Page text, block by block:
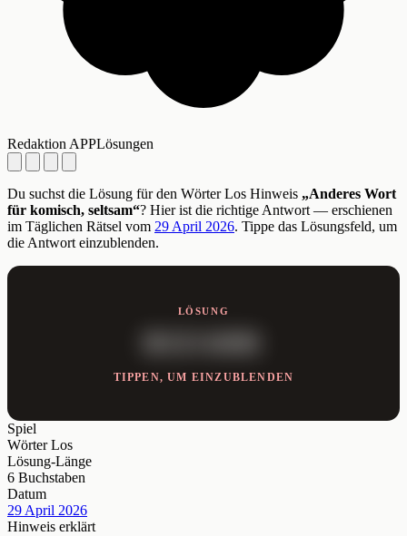
Redaktion APPLösungen
Du suchst die Lösung für den Wörter Los Hinweis „Anderes Wort
für komisch, seltsam“? Hier ist die richtige Antwort — erschienen
im Täglichen Rätsel vom 29 April 2026. Tippe das Lösungsfeld, um
die Antwort einzublenden.
LÖSUNG
TIPPEN, UM EINZUBLENDEN
Spiel
Wörter Los
Lösung-Länge
6 Buchstaben
Datum
29 April 2026
Hinweis erklärt